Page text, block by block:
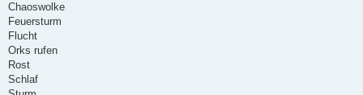
Chaoswolke
Feuersturm
Flucht
Orks rufen
Rost
Schlaf